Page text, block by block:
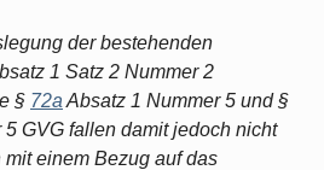
der bestehenden
1 Satz 2 Nummer 2
§ 72a Absatz 1 Nummer 5 und §
GVG fallen damit jedoch nicht
einem Bezug auf das